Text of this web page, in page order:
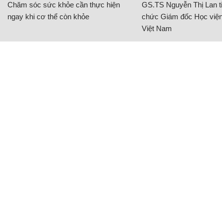
Chăm sóc sức khỏe cần thực hiện
ngay khi cơ thể còn khỏe
GS.TS Nguyễn Thị Lan
chức Giám đốc Học
Việt Nam